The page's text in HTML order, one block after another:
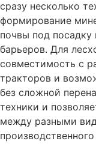
сразу несколько
формирование
почвы под
барьеров. Для
совместимость с
тракторов и
без сложной
техники и
между разными